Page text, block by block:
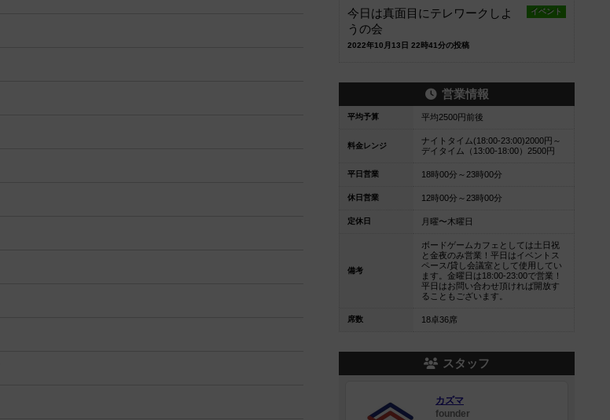
イベント
今日は真面目にテレワークしよ
うの会
2022年10月13日 22時41分の投稿
営業情報
平均予算 平均2500円前後
料金レンジ
ナイトタイム(18:00-23:00)2000円～
デイタイム（13:00-18:00）2500円
平日営業 18時00分～23時00分
休日営業 12時00分～23時00分
定休日 月曜〜木曜日
備考
ボードゲームカフェとしては土日祝
と金夜のみ営業！平日はイベントス
ペース/貸し会議室として使用してい
ます。金曜日は18:00-23:00で営業！
平日はお問い合わせ頂ければ開放す
ることもございます。
席数 18卓36席
スタッフ
カズマ
founder